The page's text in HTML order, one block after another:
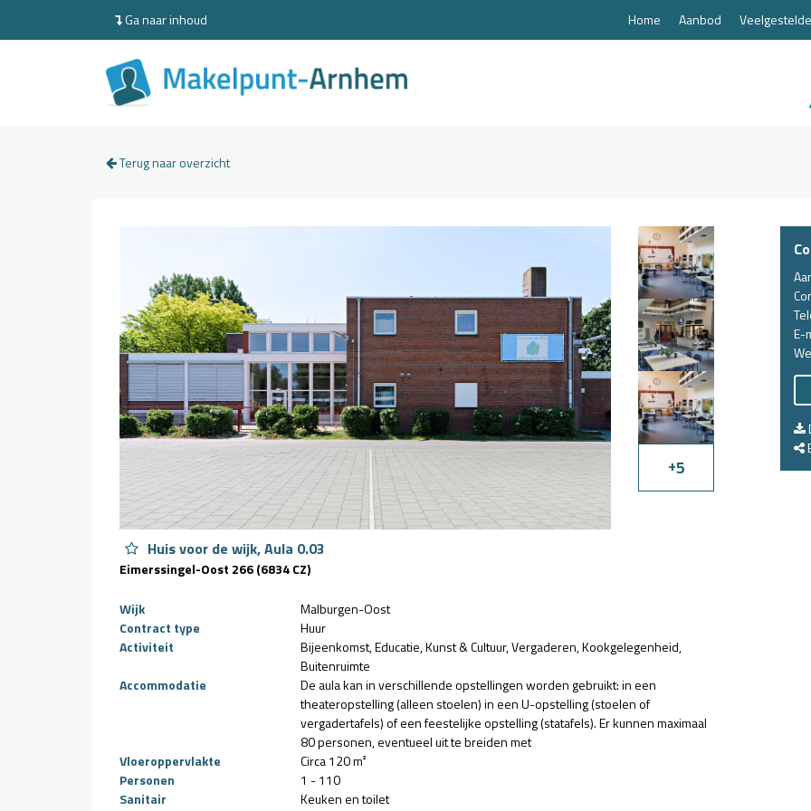
Ga naar inhoud Home Aanbod
Terug naar overzicht
+5
Huis voor de wijk, Aula 0.03
Eimerssingel-Oost 266 (6834 CZ)
Wijk
Malburgen-Oost
Contract type
Huur
Activiteit
Bijeenkomst Educatie Kunst & Cultuur Vergaderen Kookgelegenheid
Buitenruimte
Accommodatie
De aula kan in verschillende opstellingen worden gebruikt: in een
theateropstelling (alleen stoelen) in een U-opstelling (stoelen of
vergadertafels) of een feestelijke opstelling (statafels). Er kunnen maximaal
80 personen, eventueel uit te breiden met
Vloeroppervlakte
Circa 120 m²
Personen
1 - 110
Sanitair
Keuken en toilet
E-